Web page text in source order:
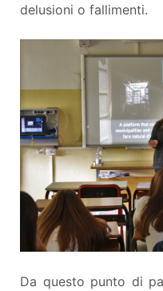
delusioni o fallimenti.
Da questo punto di